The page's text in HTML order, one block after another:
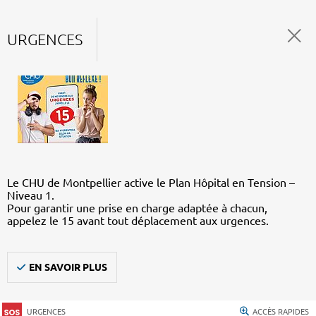
URGENCES
Le CHU de Montpellier active le Plan Hôpital en Tension –
Niveau 1.
Pour garantir une prise en charge adaptée à chacun,
appelez le 15 avant tout déplacement aux urgences.
EN SAVOIR PLUS
URGENCES ACCÈS RAPIDES